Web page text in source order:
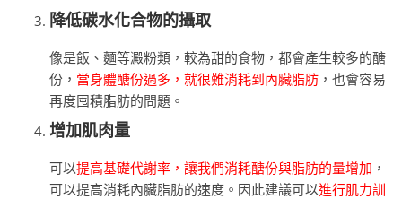
降低碳水化合物的攝取
像是飯、麵等澱粉類，較為甜的食物，都會產生較多的醣
份， 當身體醣份過多，就很難消耗到內臟脂肪 ，也會容易
再度囤積脂肪的問題。
增加肌肉量
可以提高基礎代謝率，讓我們消耗醣份與脂肪的量增加 ，
可以提高消耗內臟脂肪的速度。因此建議可以進行肌力訓